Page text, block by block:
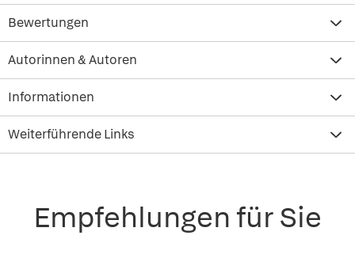
Bewertungen
Autorinnen & Autoren
Informationen
Weiterführende Links
Empfehlungen für Sie